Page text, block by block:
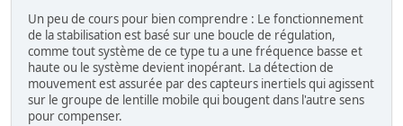
Un peu de cours pour bien comprendre : Le fonctionnement
de la stabilisation est basé sur une boucle de régulation,
comme tout système de ce type tu a une fréquence basse et
haute ou le système devient inopérant. La détection de
mouvement est assurée par des capteurs inertiels qui agissent
sur le groupe de lentille mobile qui bougent dans l'autre sens
pour compenser.